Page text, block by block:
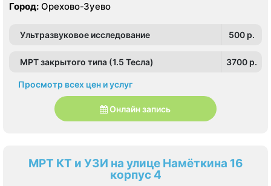
Город: Орехово-Зуево
Ультразвуковое исследование 500 p.
МРТ закрытого типа (1.5 Тесла) 3700 p.
Просмотр всех цен и услуг
Онлайн запись
МРТ КТ и УЗИ на улице Намёткина 16
корпус 4